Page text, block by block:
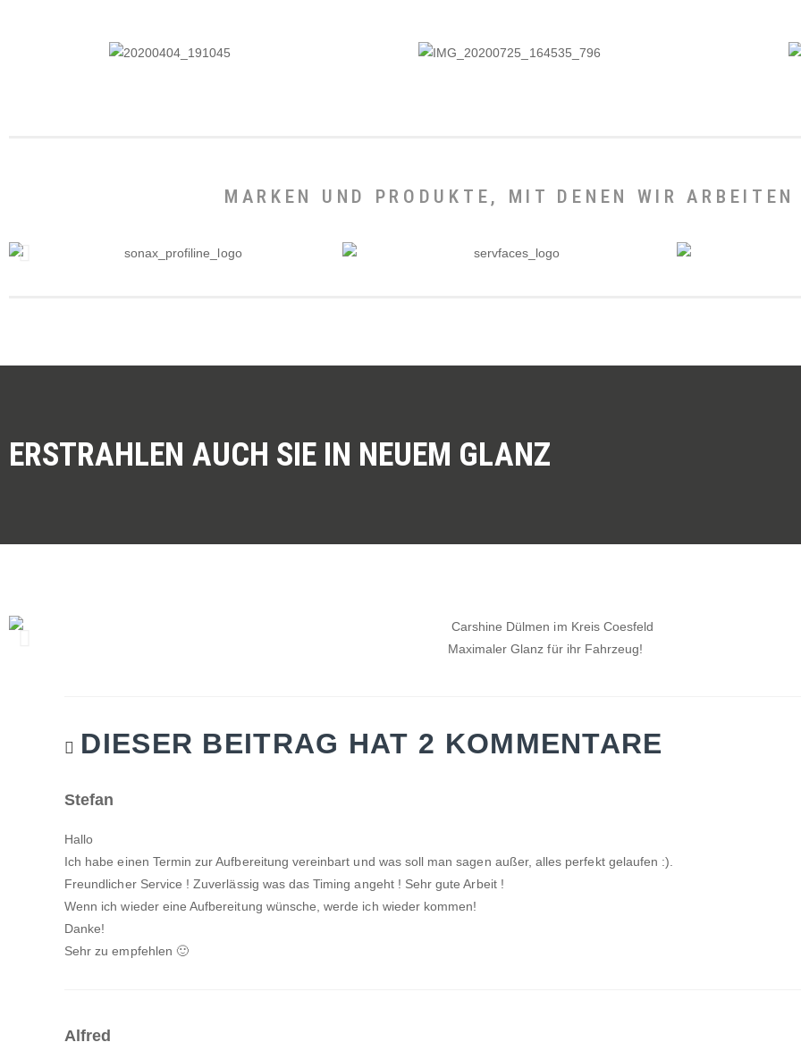
MARKEN UND PRODUKTE, MIT DENEN WIR ARBEITEN
ERSTRAHLEN AUCH SIE IN NEUEM GLANZ
Maximaler Glanz für ihr Fahrzeug!
DIESER BEITRAG HAT 2 KOMMENTARE
Stefan
Hallo
Ich habe einen Termin zur Aufbereitung vereinbart und was soll man sagen außer, alles perfekt gelaufen :).
Freundlicher Service ! Zuverlässig was das Timing angeht ! Sehr gute Arbeit !
Wenn ich wieder eine Aufbereitung wünsche, werde ich wieder kommen!
Danke!
Sehr zu empfehlen 🙂
Alfred